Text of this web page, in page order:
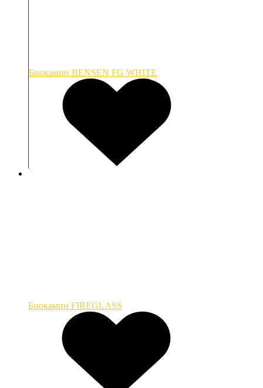
Биокамин BENSEN FG WHITE
Биокамин FIREGLASS